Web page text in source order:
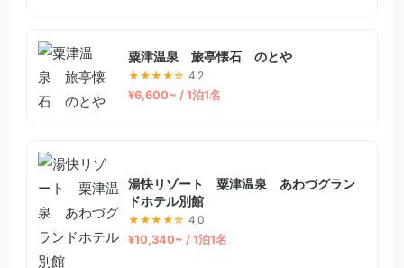
粟津温泉 旅亭懐石 のとや
★★★★☆ 4.2
¥6,600~ / 1泊1名
湯快リゾート 粟津温泉 あわづグラン
ドホテル別館
★★★★☆ 4.0
¥10,340~ / 1泊1名